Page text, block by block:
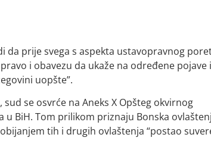
da prije svega s aspekta ustavopravnog
i obavezu da ukaže na određene pojave i
uopšte”.
se osvrće na Aneks X Opšteg okvirnog
BiH. Tom prilikom priznaju Bonska
tih i drugih ovlaštenja “postao